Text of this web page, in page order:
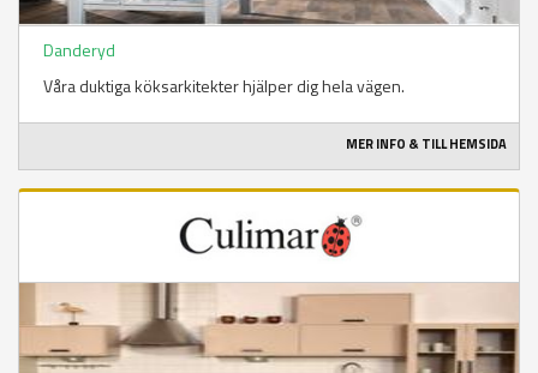
Danderyd
Våra duktiga köksarkitekter hjälper dig hela vägen.
MER INFO & TILL HEMSIDA